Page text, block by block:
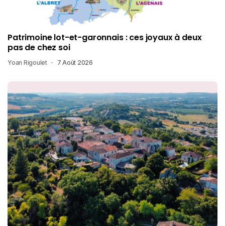
Patrimoine lot-et-garonnais : ces joyaux à deux
pas de chez soi
Yoan Rigoulet 7 Août 2026